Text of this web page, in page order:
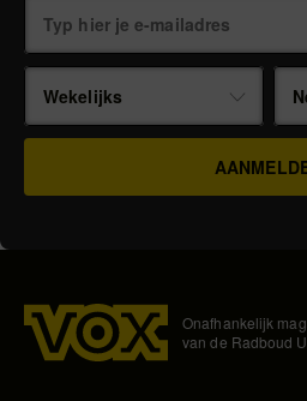
Wekelijks
Onafhankelijk
van de Radboud